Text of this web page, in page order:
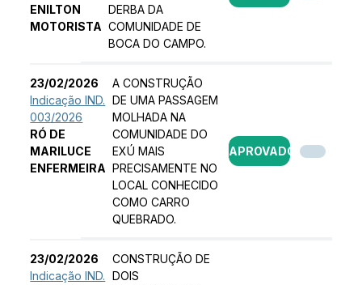
ENILTON
MOTORISTA
DERBA DA
COMUNIDADE DE
BOCA DO CAMPO.
23/02/2026
Indicação IND.
003/2026
RÓ DE
MARILUCE
ENFERMEIRA
A CONSTRUÇÃO
DE UMA PASSAGEM
MOLHADA NA
COMUNIDADE DO
EXÚ MAIS
PRECISAMENTE NO
LOCAL CONHECIDO
COMO CARRO
QUEBRADO.
APROVADO
23/02/2026
Indicação IND.
CONSTRUÇÃO DE
DOIS